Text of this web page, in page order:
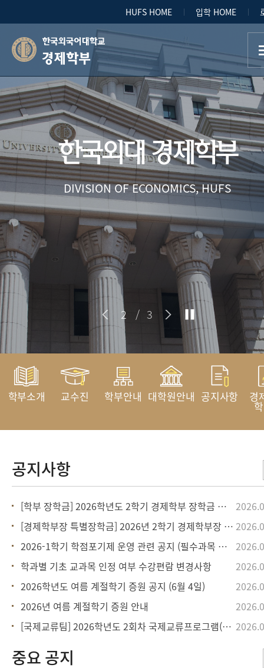
HUFS HOME 입학 HOME
경제학부
2 / 3
한국외대 경제학부
DIVISION OF ECONOMICS, HUFS
학부소개 교수진 학부안내 대학원안내 공지사항 경
[학부 장학금] 2026학년도 2학기 경제학부 장학금 신청
[경제학부장 특별장학금] 2026년 2학기 경제학부장 특별장학금 신청
2026-1학기 학점포기제 운영 관련 공지 (필수과목 학점포기)
학과별 기초 교과목 인정 여부 수강편람 변경사항
2026학년도 여름 계절학기 증원 공지 (6월 4일)
2026년 여름 계절학기 증원 안내
[국제교류팀] 2026학년도 2회차 국제교류프로그램(정규학기 및 단기) 학점인정